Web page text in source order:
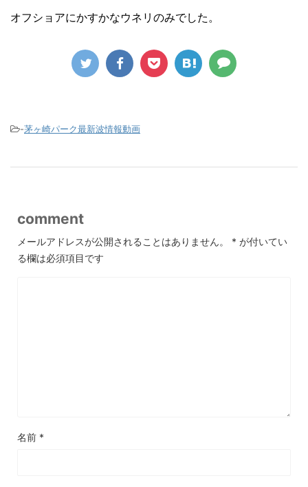
オフショアにかすかなウネリのみでした。
-茅ヶ崎パーク最新波情報動画
comment
メールアドレスが公開されることはありません。 * が付いてい
る欄は必須項目です
名前 *